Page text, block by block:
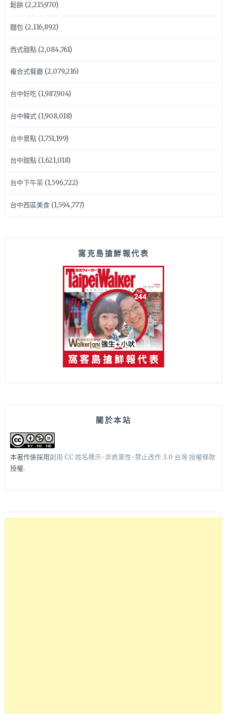
鬆餅(2,215,970)
麵包(2,116,892)
西式甜點(2,084,761)
複合式餐廳(2,079,216)
台中好吃(1,987,904)
台中韓式(1,908,018)
台中景點(1,751,199)
台中甜點(1,621,018)
台中下午茶(1,596,722)
台中西區美食(1,594,777)
窩克島搶鮮報代表
關於本站
本著作係採用創用 CC 姓名標示-非商業性-禁止改作 3.0 台灣 授權條款
授權.